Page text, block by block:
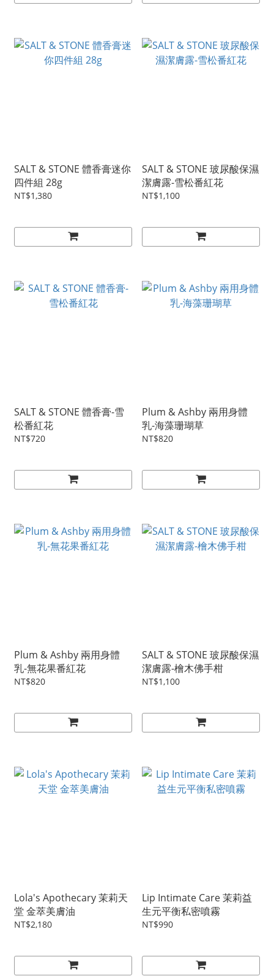
SALT & STONE 體香膏迷你
四件組 28g
NT$1,380
SALT & STONE 玻尿酸保濕
潔膚露-雪松番紅花
NT$1,100
SALT & STONE 體香膏-雪
松番紅花
NT$720
Plum & Ashby 兩用身體
乳-海藻珊瑚草
NT$820
Plum & Ashby 兩用身體
乳-無花果番紅花
NT$820
SALT & STONE 玻尿酸保濕
潔膚露-檜木佛手柑
NT$1,100
Lola's Apothecary 茉莉天
堂 金萃美膚油
NT$2,180
Lip Intimate Care 茉莉益
生元平衡私密噴霧
NT$990